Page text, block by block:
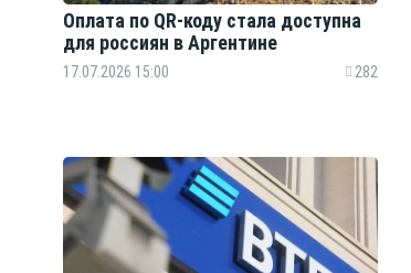
Оплата по QR-коду стала доступна
для россиян в Аргентине
17.07.2026 15:00 282